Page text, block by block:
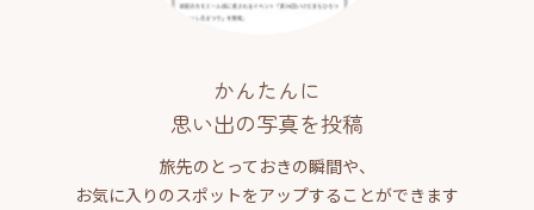
かんたんに
思い出の写真を投稿
旅先のとっておきの瞬間や、
お気に入りのスポットをアップすることができます